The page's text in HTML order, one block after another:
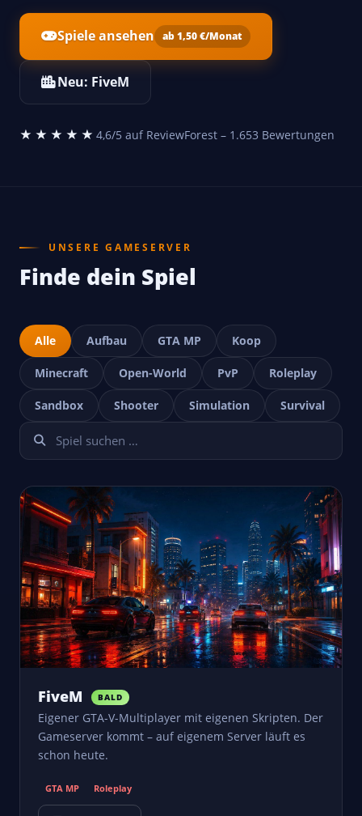
Spiele ansehen ab 1,50 €/Monat
Neu: FiveM
★★★★★ 4,6/5 auf ReviewForest – 1.653 Bewertungen
UNSERE GAMESERVER
Finde dein Spiel
Alle Aufbau GTA MP Koop
Minecraft Open-World PvP Roleplay
Sandbox Shooter Simulation Survival
FiveM BALD
Eigener GTA-V-Multiplayer mit eigenen Skripten. Der
Gameserver kommt – auf eigenem Server läuft es
schon heute.
GTA MP Roleplay